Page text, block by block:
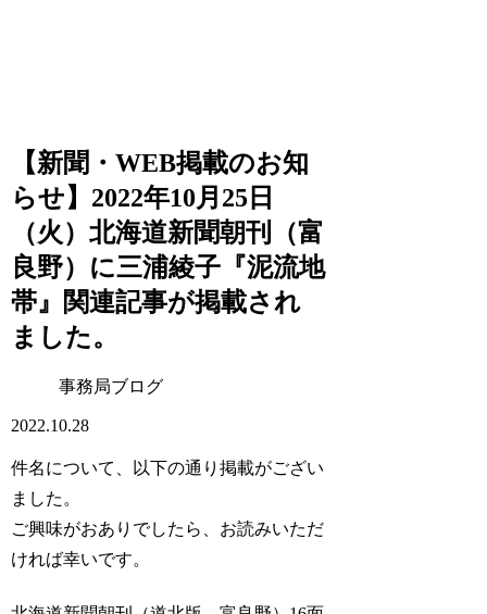
【新聞・WEB掲載のお知
らせ】2022年10月25日
（火）北海道新聞朝刊（富
良野）に三浦綾子『泥流地
帯』関連記事が掲載され
ました。
事務局ブログ
2022.10.28
件名について、以下の通り掲載がござい
ました。
ご興味がおありでしたら、お読みいただ
ければ幸いです。